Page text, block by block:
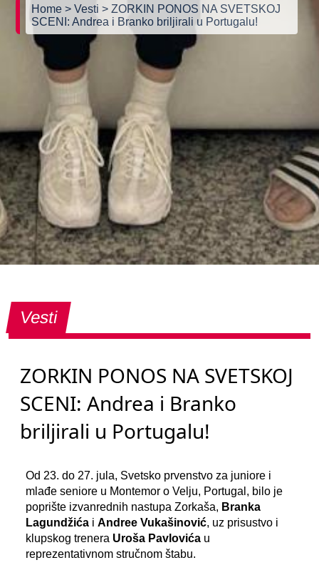
Home> Vesti> ZORKIN PONOS NA SVETSKOJ
SCENI: Andrea i Branko briljirali u Portugalu!
Vesti
ZORKIN PONOS NA SVETSKOJ
SCENI: Andrea i Branko
briljirali u Portugalu!
Od 23. do 27. jula, Svetsko prvenstvo za juniore i
mlađe seniore u Montemor o Velju, Portugal, bilo je
poprište izvanrednih nastupa Zorkaša, Branka
Lagundžića i Andree Vukašinović, uz prisustvo i
klupskog trenera Uroša Pavlovića u
reprezentativnom stručnom štabu.